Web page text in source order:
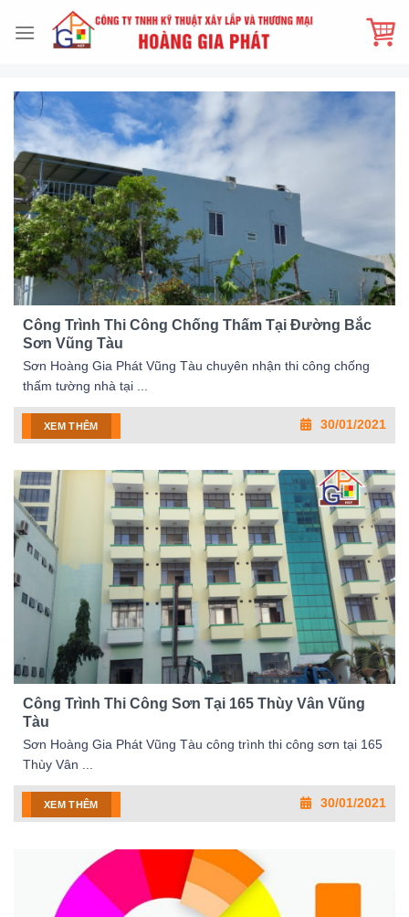
Công Trình Thi Công Chống Thấm Tại Đường Bắc
Sơn Vũng Tàu
30/01/2021
Sơn Hoàng Gia Phát Vũng Tàu chuyên nhận thi công chống
thấm tường nhà tại ...
XEM THÊM
Công Trình Thi Công Sơn Tại 165 Thùy Vân Vũng
Tàu
30/01/2021
Sơn Hoàng Gia Phát Vũng Tàu công trình thi công sơn tại 165
Thùy Vân ...
XEM THÊM